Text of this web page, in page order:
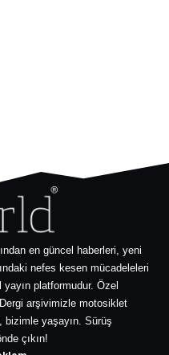
en güncel haberleri, yeni
nefes kesen mücadeleleri
platformudur. Özel
arşivimizle motosiklet
bizimle yaşayın. Sürüş
çıkın!